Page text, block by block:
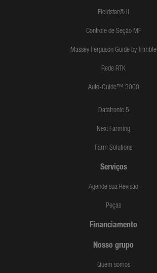
Fieldstar® II
Controle de Seção MF
Massey Ferguson Guide by Trimble
Rede RTK
Auto-Guide™ 3000
Datatronic 5
Next Farming
Farm Solutions
Serviços
Agende sua Revisão
Peças
Financiamento
Nosso grupo
Quem somos